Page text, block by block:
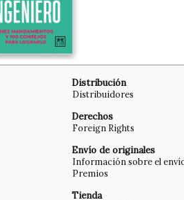
Distribución
Distribuidores
Derechos
Foreign Rights
Envío de originales
Información sobre el
Premios
Tienda